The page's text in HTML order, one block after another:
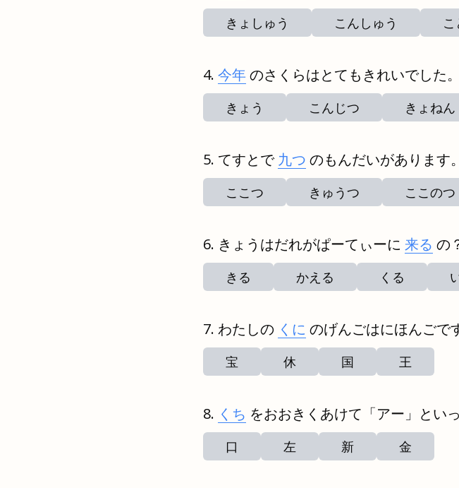
きょしゅう こんしゅう
今年のさくらはとてもきれいでした。
きょう こんじつ きょねん
てすとで 九つ のもんだいがあります。
ここつ きゅうつ ここのつ
きょうはだれがぱーてぃーに 来る の
きる かえる くる
わたしの くに のげんごはにほんごで
宝 休 国 王
くち をおおきくあけて「アー」とい
口 左 新 金